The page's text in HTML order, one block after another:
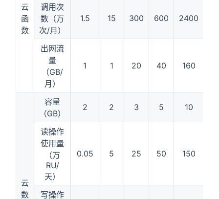
云
函
数
调用次
数（万
次/月）
1.5 15 300 600 2400
出网流
量
（GB/
月）
1 1 20 40 160
云
数
容量
（GB）
2 2 3 5 10
读操作
使用量
（万
RU/
天）
0.05 5 25 50 150
写操作